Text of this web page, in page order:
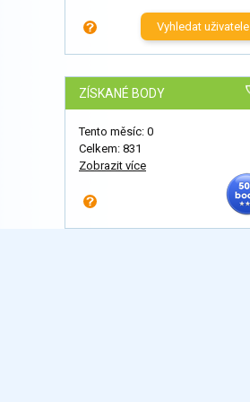
Vyhledat uživatele
ZÍSKANÉ BODY
Tento měsíc: 0
Celkem: 831
Zobrazit více